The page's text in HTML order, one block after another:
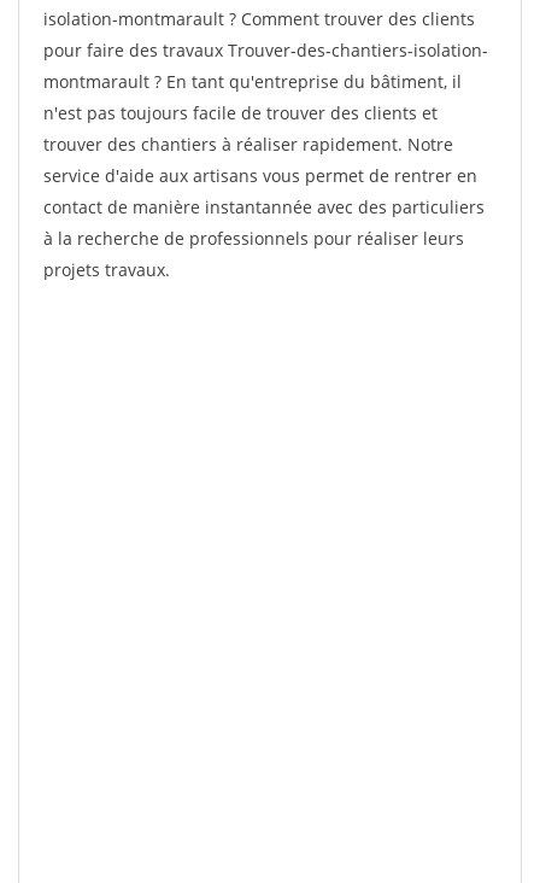
isolation-montmarault ? Comment trouver des clients
pour faire des travaux Trouver-des-chantiers-isolation-
montmarault ? En tant qu'entreprise du bâtiment, il
n'est pas toujours facile de trouver des clients et
trouver des chantiers à réaliser rapidement. Notre
service d'aide aux artisans vous permet de rentrer en
contact de manière instantannée avec des particuliers
à la recherche de professionnels pour réaliser leurs
projets travaux.